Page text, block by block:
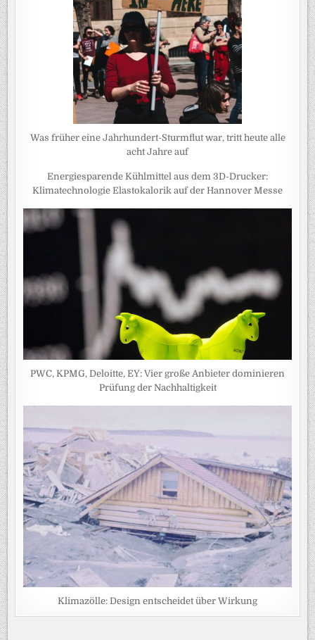
Was früher eine Jahrhundert-Sturmflut war, tritt heute alle
acht Jahre auf
Energiesparende Kühlmittel aus dem 3D-Drucker:
Klimatechnologie Elastokalorik auf der Hannover Messe
PWC, KPMG, Deloitte, EY: Vier große Anbieter dominieren
Prüfung der Nachhaltigkeit
Klimazölle: Design entscheidet über Wirkung